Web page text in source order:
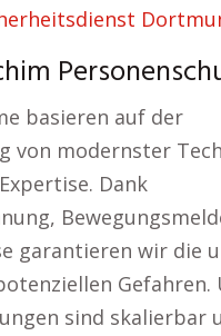
basieren auf der
von modernster
Dank
garantieren wir die
Gefahren.
sind skalierbar